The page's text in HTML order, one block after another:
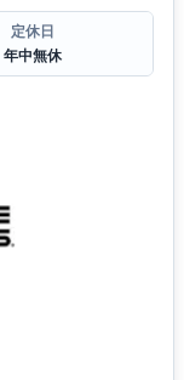
定休日
年中無休